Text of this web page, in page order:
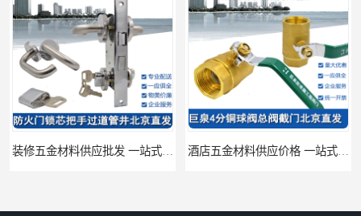
装修五金材料供应批发 一站式供应 酒店五金材料供应价格 一站式配送